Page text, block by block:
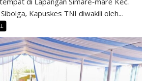
Kapuskes TNI diwakili oleh...